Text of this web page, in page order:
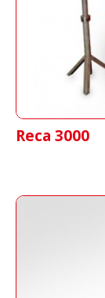
Reca 3000